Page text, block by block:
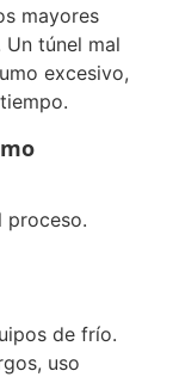
mayores
túnel mal
excesivo,
proceso.
de frío.
uso